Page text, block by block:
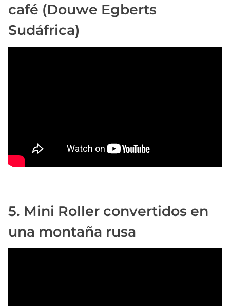
café (Douwe Egberts
Sudáfrica)
5. Mini Roller convertidos en
una montaña rusa